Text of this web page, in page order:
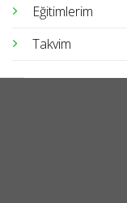
Eğitimlerim
Takvim